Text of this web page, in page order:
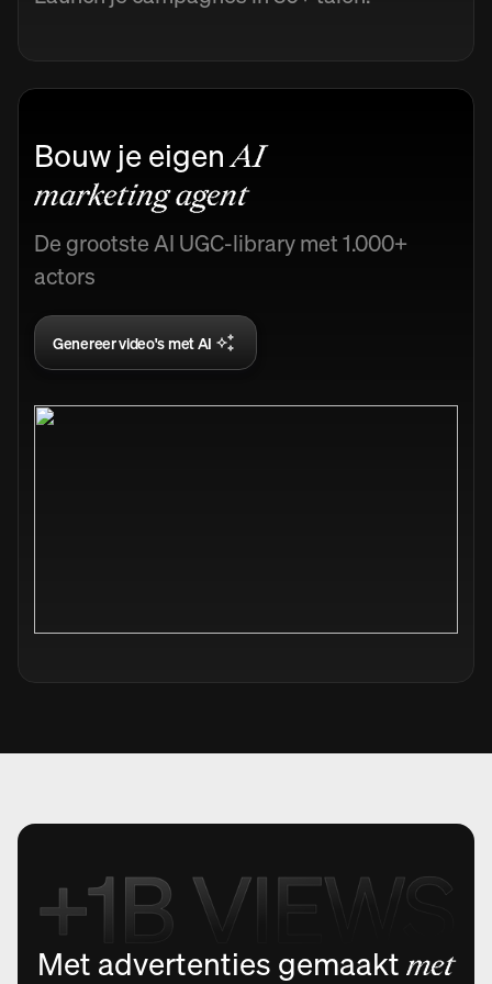
Bouw je eigenAI
marketing agent
De grootste AI UGC-library met 1.000+
actors
Genereer video's met AI
Met advertenties gemaakt met